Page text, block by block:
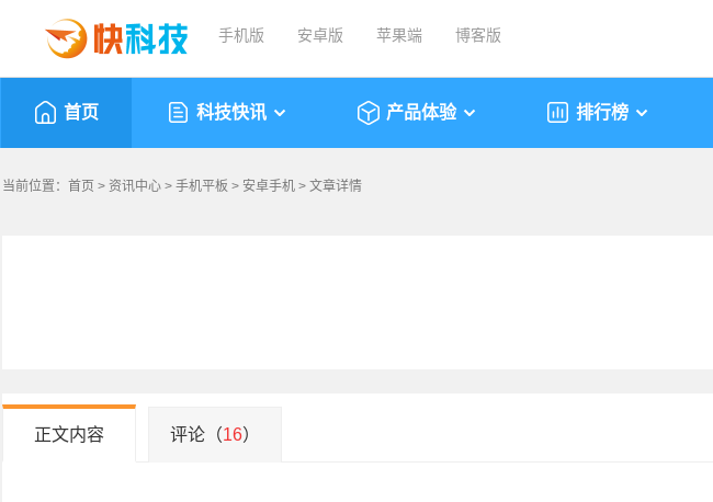
手机版 安卓版 苹果端 博客版
首页 科技快讯 产品体验 排行榜
当前位置： 首页 > 资讯中心 > 手机平板 > 安卓手机 > 文章详情
正文内容 评论（16）